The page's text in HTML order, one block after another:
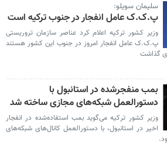
سلیمان سویلو:
پ.ک.ک عامل انفجار در جنوب ترکیه است
وزیر کشور ترکیه اعلام کرد عناصر سازمان تروریستی
پ.ک.ک عامل انفجار امروز در جنوب این کشور هستند
گذاشت
بمب منفجرشده در استانبول با
دستورالعمل شبکه‌های مجازی ساخته شد
وزیر کشور ترکیه می‌گوید بمب استفاده‌شده در انفجار
اخیر در استانبول، با دستورالعمل‌ کانال‌های شبکه‌های